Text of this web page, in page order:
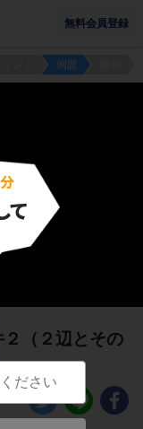
無料会員登録
例題
（２辺とその